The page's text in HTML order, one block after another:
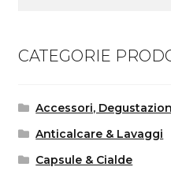
CATEGORIE
Accessori,
Anticalcare & Lavaggi
Capsule & Cialde